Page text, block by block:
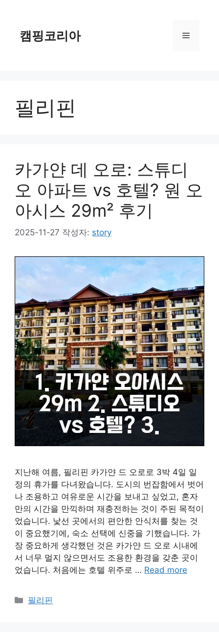
캠핑코리아 메
필리핀
카가얀 데 오로: 스튜디
오 아파트 vs 호텔? 원 오
아시스 29m² 후기
2025-11-27 작성자: story
지난해 여름, 필리핀 카가얀 드 오로로 3박 4일 일
정의 휴가를 다녀왔습니다. 도시의 번잡함에서 벗어
나 조용하고 여유로운 시간을 보내고 싶었고, 혼자
만의 시간을 만끽하며 재충전하는 것이 주된 목적이
었습니다. 낯선 곳에서의 편안한 안식처를 찾는 것
이 중요했기에, 숙소 선택에 신중을 기했습니다. 가
장 중요하게 생각했던 것은 카가얀 드 오로 시내에
서 너무 멀지 않으면서도 조용한 환경을 갖춘 곳이
었습니다. 처음에는 호텔 위주로 … Read more
카
필리핀